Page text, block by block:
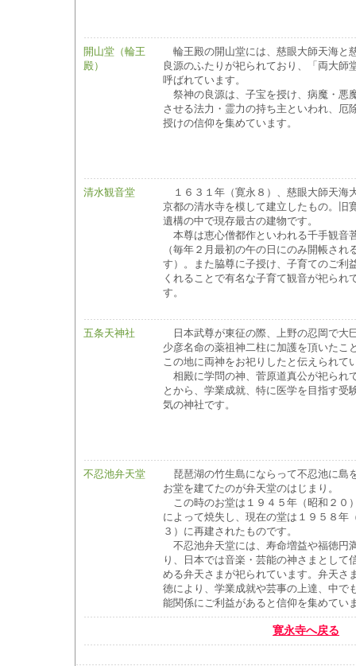
開山堂（輪王
殿）
輪王殿の開山堂には、慈眼大師天海と
良源のふたりが祀られており、「両大師
呼ばれています。
祭神の良源は、子宝を授け、病魔・悪
させる法力・霊力の持ち主といわれ、厄
授けの信仰を集めています。
清水観音堂
１６３１年（寛永８）、慈眼大師天海
京都の清水寺を模して建立したもの。旧
遺構の中で現存最古の建物です。
本尊は恵心僧都作といわれる千手観音
（毎年２月最初の午の日にのみ開帳され
す）。また脇尊に子授け、子育てのご利
くれることで有名な子育て観音が祀られ
す。
五条天神社
日本武尊が東征の際、上野の忍岡で大
少彦名命の薬祖神二柱に加護を頂いたこ
この地に両神をお祀りしたと伝えられて
相殿に学問の神、菅原道真公が祀られ
とから、学業成就、特に医学を目指す受
気の神社です。
不忍池弁天堂
琵琶湖の竹生島にならって不忍池に島
お堂を建てたのが弁天堂のはじまり。
この時のお堂は１９４５年（昭和２０
によって焼失し、現在の堂は１９５８年
３）に再建されたものです。
不忍池弁天堂には、寿命増益や福徳円
り、日本では音楽・芸能の神さまとして
める弁天さまが祀られています。弁天さ
徳により、学業成就や芸事の上達、中で
能関係にご利益があると信仰を集めてい
寛永寺へ戻る